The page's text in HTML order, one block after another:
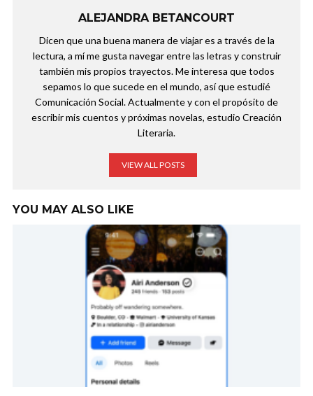
ALEJANDRA BETANCOURT
Dicen que una buena manera de viajar es a través de la
lectura, a mí me gusta navegar entre las letras y construir
también mis propios trayectos. Me interesa que todos
sepamos lo que sucede en el mundo, así que estudié
Comunicación Social. Actualmente y con el propósito de
escribir mis cuentos y próximas novelas, estudio Creación
Literaria.
VIEW ALL POSTS
YOU MAY ALSO LIKE